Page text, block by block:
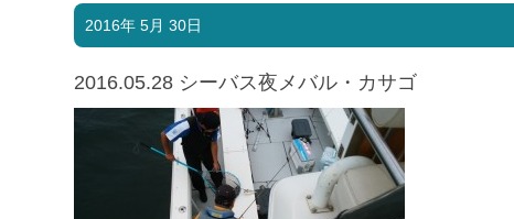
2016年 5月 30日
2016.05.28 シーバス夜メバル・カサゴ